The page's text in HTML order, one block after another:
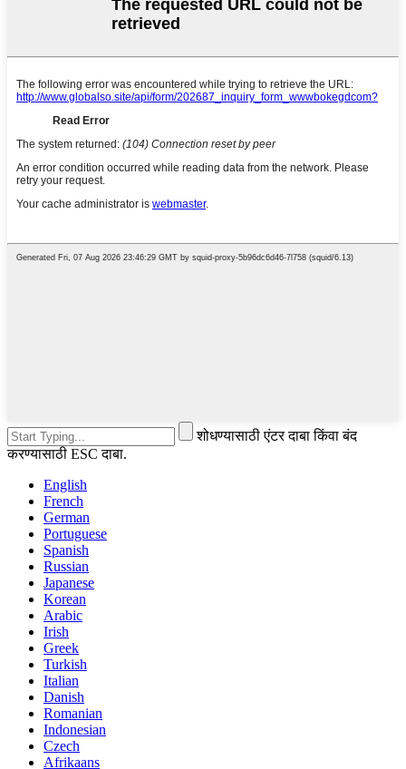
शोधण्यासाठी एंटर दाबा किंवा बंद
करण्यासाठी ESC दाबा.
English
French
German
Portuguese
Spanish
Russian
Japanese
Korean
Arabic
Irish
Greek
Turkish
Italian
Danish
Romanian
Indonesian
Czech
Afrikaans